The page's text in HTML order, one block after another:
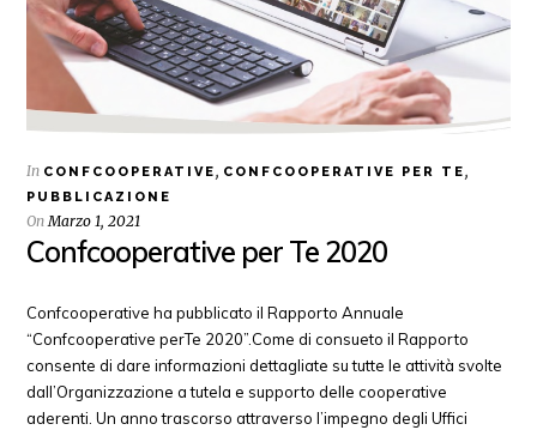
In CONFCOOPERATIVE, CONFCOOPERATIVE PER TE,
PUBBLICAZIONE
OnMarzo 1, 2021
Confcooperative per Te 2020
Confcooperative ha pubblicato il Rapporto Annuale
“Confcooperative perTe 2020”.Come di consueto il Rapporto
consente di dare informazioni dettagliate su tutte le attività svolte
dall’Organizzazione a tutela e supporto delle cooperative
aderenti. Un anno trascorso attraverso l’impegno degli Uffici